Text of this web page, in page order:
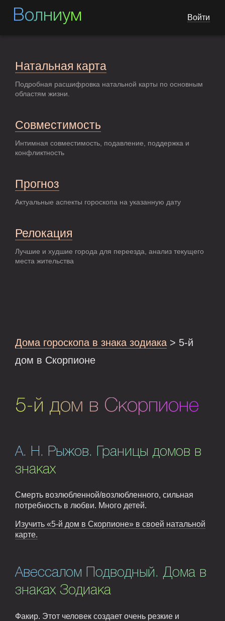
Волниум Войти
Натальная карта
Подробная расшифровка натальной карты по основным
областям жизни.
Совместимость
Интимная совместимость, подавление, поддержка и
конфликтность
Прогноз
Актуальные аспекты гороскопа на указанную дату
Релокация
Лучшие и худшие города для переезда, анализ текущего
места жительства
Дома гороскопа в знака зодиака > 5-й
дом в Скорпионе
5-й дом в Скорпионе
А. Н. Рыжов. Границы домов в
знаках
Смерть возлюбленной/возлюбленного, сильная
потребность в любви. Много детей.
Изучить «5-й дом в Скорпионе» в своей натальной
карте.
Авессалом Подводный. Дома в
знаках Зодиака
Факир. Этот человек создает очень резкие и